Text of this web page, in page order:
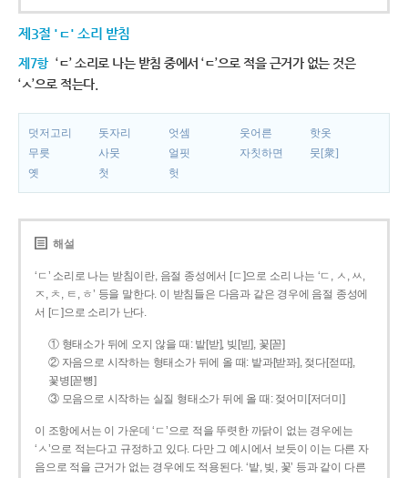
제3절 'ㄷ' 소리 받침
제7항 ‘ㄷ’ 소리로 나는 받침 중에서 ‘ㄷ’으로 적을 근거가 없는 것은
‘ㅅ’으로 적는다.
덧저고리 돗자리 엇셈 웃어른
핫옷
무릇
사뭇 얼핏 자칫하면
뭇[衆]
옛
첫 헛
해설
‘ㄷ’ 소리로 나는 받침이란, 음절 종성에서 [ㄷ]으로 소리 나는 ‘ㄷ, ㅅ, ㅆ,
ㅈ, ㅊ, ㅌ, ㅎ’ 등을 말한다. 이 받침들은 다음과 같은 경우에 음절 종성에
서 [ㄷ]으로 소리가 난다.
① 형태소가 뒤에 오지 않을 때: 밭[받], 빚[빋], 꽃[꼳]
② 자음으로 시작하는 형태소가 뒤에 올 때: 밭과[받꽈], 젖다[젇따],
꽃병[꼳뼝]
③ 모음으로 시작하는 실질 형태소가 뒤에 올 때: 젖어미[저더미]
이 조항에서는 이 가운데 ‘ㄷ’으로 적을 뚜렷한 까닭이 없는 경우에는
‘ㅅ’으로 적는다고 규정하고 있다. 다만 그 예시에서 보듯이 이는 다른 자
음으로 적을 근거가 없는 경우에도 적용된다. ‘밭, 빚, 꽃’ 등과 같이 다른